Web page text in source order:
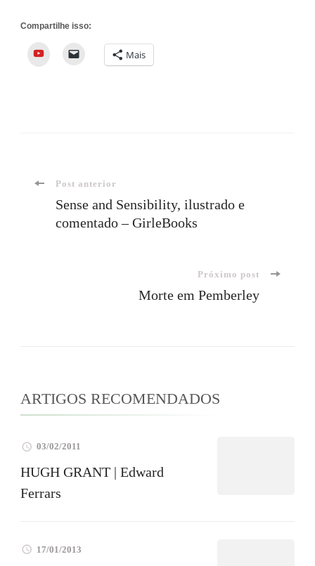
Compartilhe isso:
YouTube Mais
Navegação
Post anterior
Sense and Sensibility, ilustrado e
comentado – GirleBooks
Próximo post
Morte em Pemberley
ARTIGOS RECOMENDADOS
03/02/2011
HUGH GRANT | Edward
Ferrars
17/01/2013